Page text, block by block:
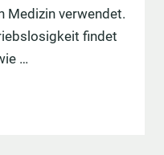
Medizin verwendet.
findet
…